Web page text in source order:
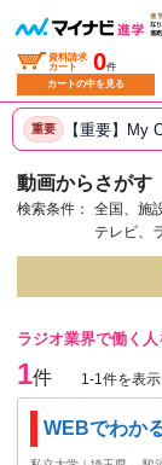
資料請求
カート
0件
カートの中を見る
重要 【重要】My
動画からさがす
検索条件：
全国、施
テレビ、
ラジオ業界で働く
1件 1-1件を表示
WEBでわか